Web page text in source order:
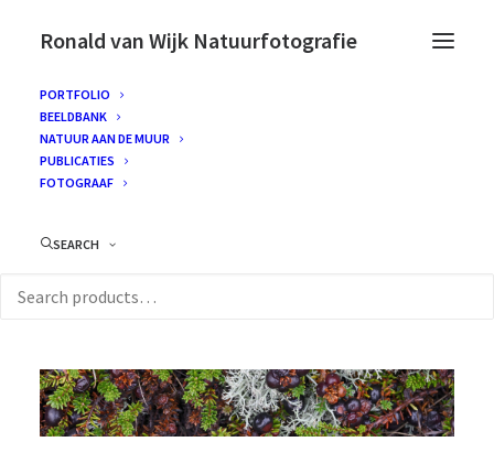
Ronald van Wijk Natuurfotografie
PORTFOLIO
BEELDBANK
NATUUR AAN DE MUUR
PUBLICATIES
FOTOGRAAF
SEARCH